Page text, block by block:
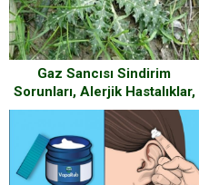
Gaz Sancısı Sindirim
Sorunları, Alerjik Hastalıklar,
Mide ve Bağırsak Hastalıkları,
Romatizmal Hastalıklar için
Şevketi Bostan Bitkisi Tam
Anlamıyla Bir Mucize